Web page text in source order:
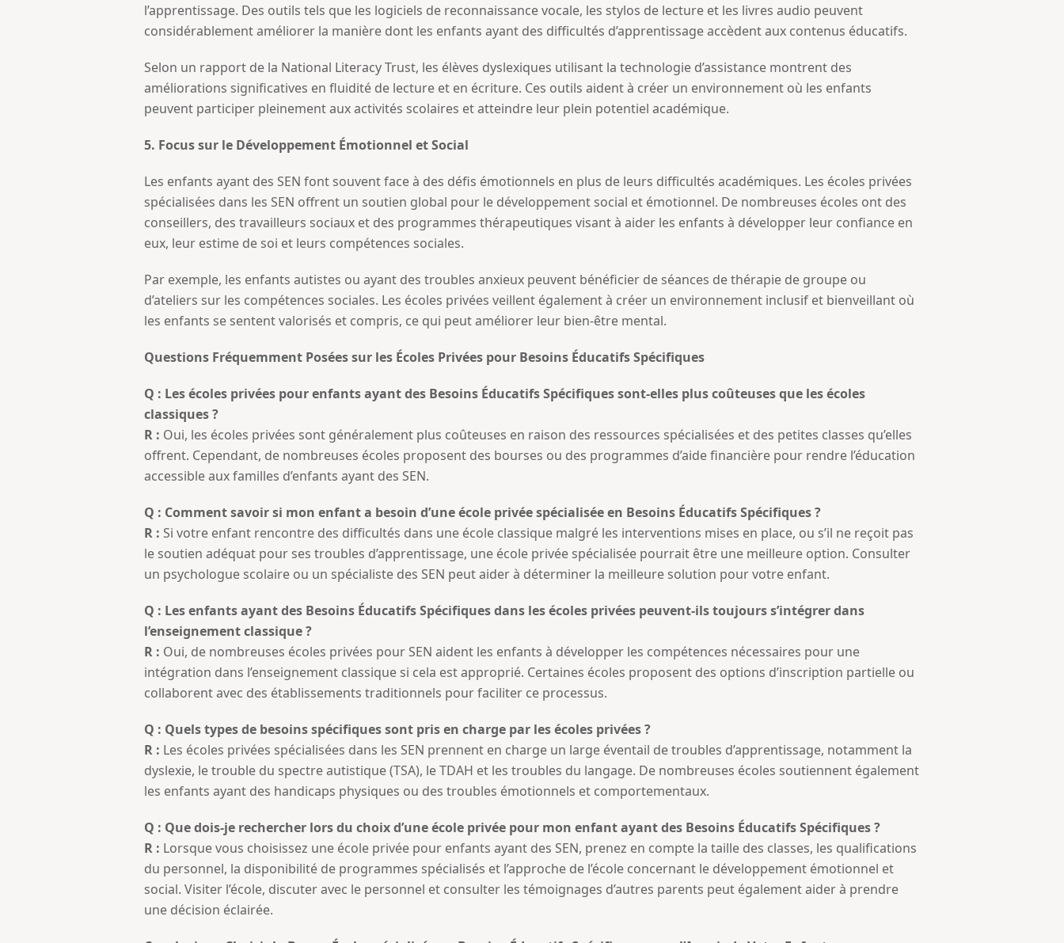
l’apprentissage. Des outils tels que les logiciels de reconnaissance vocale, les stylos de lecture et les livres audio peuvent
considérablement améliorer la manière dont les enfants ayant des difficultés d’apprentissage accèdent aux contenus éducatifs.
Selon un rapport de la National Literacy Trust, les élèves dyslexiques utilisant la technologie d’assistance montrent des
améliorations significatives en fluidité de lecture et en écriture. Ces outils aident à créer un environnement où les enfants
peuvent participer pleinement aux activités scolaires et atteindre leur plein potentiel académique.
5. Focus sur le Développement Émotionnel et Social
Les enfants ayant des SEN font souvent face à des défis émotionnels en plus de leurs difficultés académiques. Les écoles privées
spécialisées dans les SEN offrent un soutien global pour le développement social et émotionnel. De nombreuses écoles ont des
conseillers, des travailleurs sociaux et des programmes thérapeutiques visant à aider les enfants à développer leur confiance en
eux, leur estime de soi et leurs compétences sociales.
Par exemple, les enfants autistes ou ayant des troubles anxieux peuvent bénéficier de séances de thérapie de groupe ou
d’ateliers sur les compétences sociales. Les écoles privées veillent également à créer un environnement inclusif et bienveillant où
les enfants se sentent valorisés et compris, ce qui peut améliorer leur bien-être mental.
Questions Fréquemment Posées sur les Écoles Privées pour Besoins Éducatifs Spécifiques
Q : Les écoles privées pour enfants ayant des Besoins Éducatifs Spécifiques sont-elles plus coûteuses que les écoles
classiques ?
R : Oui, les écoles privées sont généralement plus coûteuses en raison des ressources spécialisées et des petites classes qu’elles
offrent. Cependant, de nombreuses écoles proposent des bourses ou des programmes d’aide financière pour rendre l’éducation
accessible aux familles d’enfants ayant des SEN.
Q : Comment savoir si mon enfant a besoin d’une école privée spécialisée en Besoins Éducatifs Spécifiques ?
R : Si votre enfant rencontre des difficultés dans une école classique malgré les interventions mises en place, ou s’il ne reçoit pas
le soutien adéquat pour ses troubles d’apprentissage, une école privée spécialisée pourrait être une meilleure option. Consulter
un psychologue scolaire ou un spécialiste des SEN peut aider à déterminer la meilleure solution pour votre enfant.
Q : Les enfants ayant des Besoins Éducatifs Spécifiques dans les écoles privées peuvent-ils toujours s’intégrer dans
l’enseignement classique ?
R : Oui, de nombreuses écoles privées pour SEN aident les enfants à développer les compétences nécessaires pour une
intégration dans l’enseignement classique si cela est approprié. Certaines écoles proposent des options d’inscription partielle ou
collaborent avec des établissements traditionnels pour faciliter ce processus.
Q : Quels types de besoins spécifiques sont pris en charge par les écoles privées ?
R : Les écoles privées spécialisées dans les SEN prennent en charge un large éventail de troubles d’apprentissage, notamment la
dyslexie, le trouble du spectre autistique (TSA), le TDAH et les troubles du langage. De nombreuses écoles soutiennent également
les enfants ayant des handicaps physiques ou des troubles émotionnels et comportementaux.
Q : Que dois-je rechercher lors du choix d’une école privée pour mon enfant ayant des Besoins Éducatifs Spécifiques ?
R : Lorsque vous choisissez une école privée pour enfants ayant des SEN, prenez en compte la taille des classes, les qualifications
du personnel, la disponibilité de programmes spécialisés et l’approche de l’école concernant le développement émotionnel et
social. Visiter l’école, discuter avec le personnel et consulter les témoignages d’autres parents peut également aider à prendre
une décision éclairée.